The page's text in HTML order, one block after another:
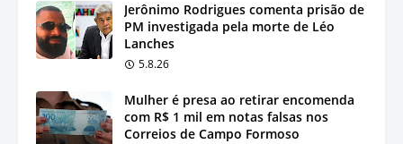
Jerônimo Rodrigues comenta prisão de
PM investigada pela morte de Léo
Lanches
5.8.26
Mulher é presa ao retirar encomenda
com R$ 1 mil em notas falsas nos
Correios de Campo Formoso